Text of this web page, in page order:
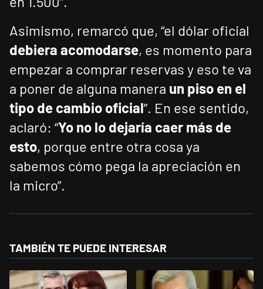
Asimismo, remarcó que, “el dólar oficial
debiera acomodarse, es momento para
empezar a comprar reservas y eso te va
a poner de alguna manera un piso en el
tipo de cambio oficial”. En ese sentido,
aclaró: “Yo no lo dejaría caer más de
esto, porque entre otra cosa ya
sabemos cómo pega la apreciación en
la micro”.
TAMBIÉN TE PUEDE INTERESAR